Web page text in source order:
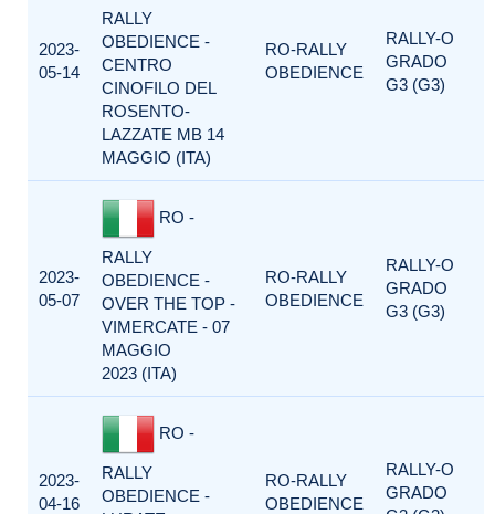
2023-
05-14
RALLY
OBEDIENCE -
CENTRO
CINOFILO DEL
ROSENTO-
LAZZATE MB 14
MAGGIO (ITA)
RO-RALLY
OBEDIENCE
RALLY-O
GRADO
G3 (G3)
2023-
05-07
RO -
RALLY
OBEDIENCE -
OVER THE TOP -
VIMERCATE - 07
MAGGIO
2023 (ITA)
RO-RALLY
OBEDIENCE
RALLY-O
GRADO
G3 (G3)
2023-
04-16
RO -
RALLY
OBEDIENCE -
RO-RALLY
OBEDIENCE
RALLY-O
GRADO